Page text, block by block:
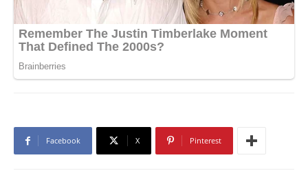
Facebook X Pinterest